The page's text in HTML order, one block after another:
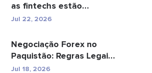
as fintechs estão
transformando os
Jul 22, 2026
Negociação Forex no
Paquistão: Regras Legais,
Corretoras, Aplic...
Jul 18, 2026